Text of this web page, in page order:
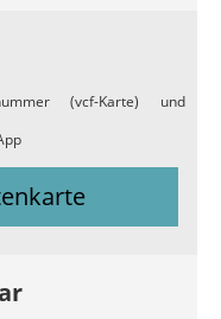
(vcf-Karte) und